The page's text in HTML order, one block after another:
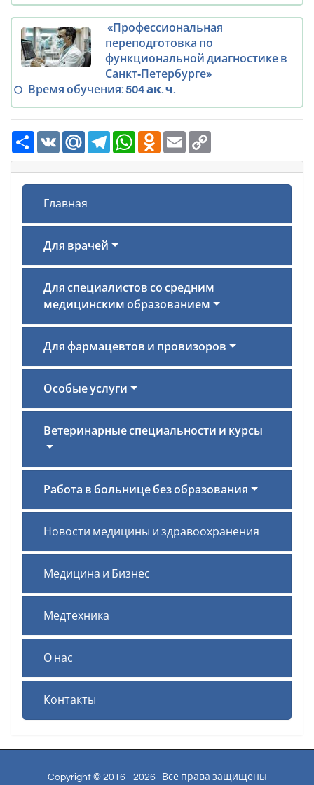
«Профессиональная
переподготовка по
функциональной диагностике в
Санкт‑Петербурге»
Время обучения:504 ак. ч.
РесурсVK Mail.Ru TelegramWhatsAppOdnoklassniki
Email
Главная
Для врачей
Для специалистов со средним
медицинским образованием
Для фармацевтов и провизоров
Особые услуги
Ветеринарные специальности и курсы
Работа в больнице без образования
Новости медицины и здравоохранения
Медицина и Бизнес
Медтехника
О нас
Контакты
Copyright © 2016 - 2026 · Все права защищены